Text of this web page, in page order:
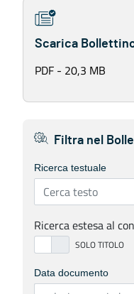
Scarica
PDF - 20,3 MB
Filtra nel
Ricerca testuale
Ricerca estesa al
Data documento